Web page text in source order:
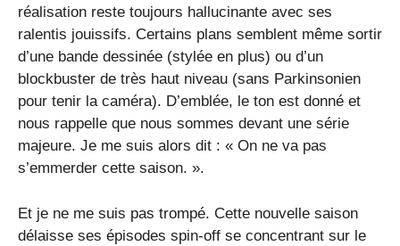
réalisation reste toujours hallucinante avec ses
ralentis jouissifs. Certains plans semblent même sortir
d’une bande dessinée (stylée en plus) ou d’un
blockbuster de très haut niveau (sans Parkinsonien
pour tenir la caméra). D’emblée, le ton est donné et
nous rappelle que nous sommes devant une série
majeure. Je me suis alors dit : « On ne va pas
s’emmerder cette saison. ».
Et je ne me suis pas trompé. Cette nouvelle saison
délaisse ses épisodes spin-off se concentrant sur le